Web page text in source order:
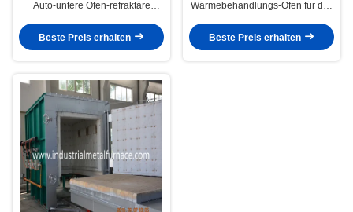
Auto-untere Ofen-refraktäre
Beste Preis erhalten
Wärmebehandlungs-Ofen für das
Vorheizens
Beste Preis erhalten